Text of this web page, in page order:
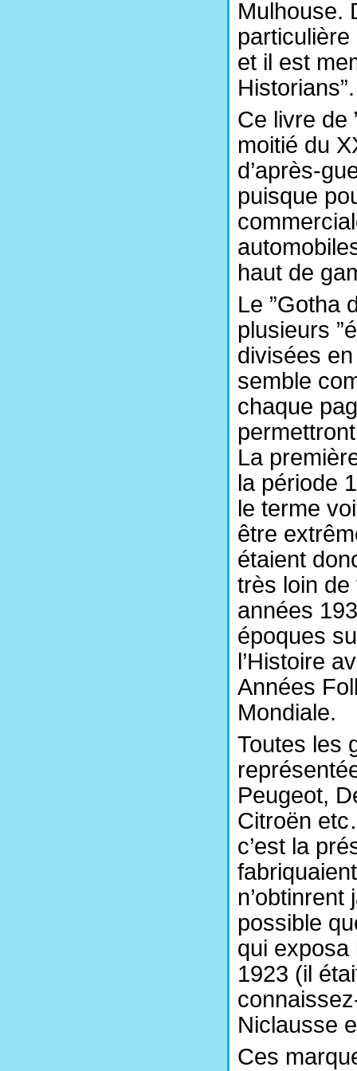
Mulhouse.
particulière
et il est
Historians”.
Ce livre de
moitié du
d’après-
puisque
haut de
Le ”Gotha
plusieurs
divisées
semble
chaque
La
la période
le terme
être
étaient
très loin
années
époques
l’Histoire
Années
Mondiale.
Toutes les
Peugeot,
Citroën
c’est la
possible
qui exposa
1923 (il
Niclausse
Ces